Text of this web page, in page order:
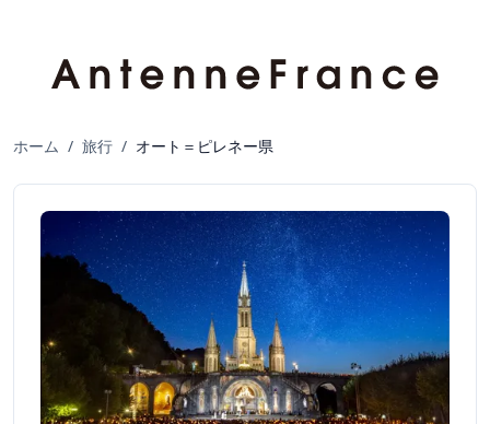
ホーム / 旅行 / オート＝ピレネー県